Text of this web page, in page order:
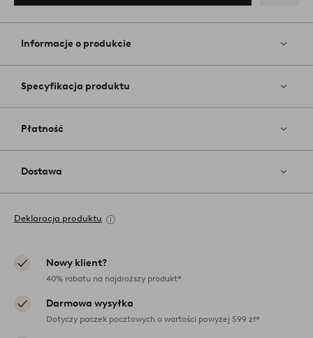
do
Informacje o produkcie
Specyfikacja produktu
Płatność
Dostawa
Deklaracja produktu
Nowy klient?
40% rabatu na najdroższy produkt*
Darmowa wysyłka
Dotyczy paczek pocztowych o wartości powyżej 599 zł*